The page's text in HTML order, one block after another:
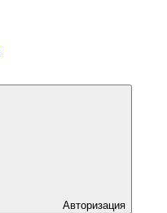
Авторизация